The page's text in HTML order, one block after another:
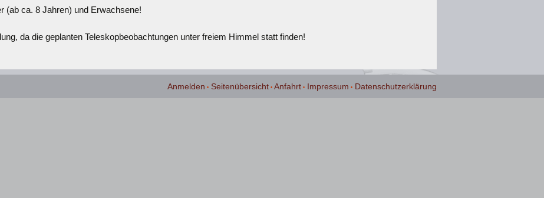
(ab ca. 8 Jahren) und Erwachsene!
da die geplanten Teleskopbeobachtungen unter freiem Himmel statt finden!
Anmelden Seitenübersicht Anfahrt Impressum Datenschutzerklärung